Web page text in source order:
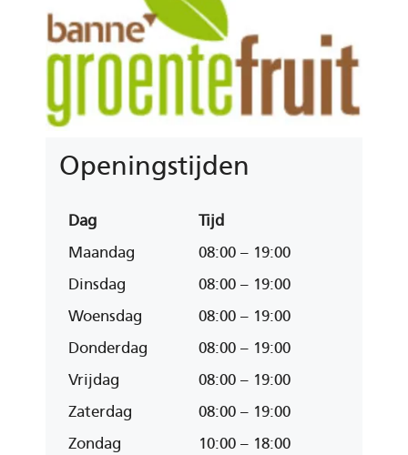
Openingstijden
Dag
Tijd
Maandag
08:00 – 19:00
Dinsdag
08:00 – 19:00
Woensdag
08:00 – 19:00
Donderdag
08:00 – 19:00
Vrijdag
08:00 – 19:00
Zaterdag
08:00 – 19:00
Zondag
10:00 – 18:00